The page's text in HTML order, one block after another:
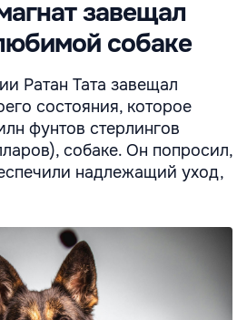
завещал
собаке
Ратан Тата завещал
состояния, которое
фунтов стерлингов
собаке. Он попросил,
надлежащий уход,